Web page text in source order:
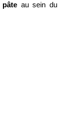
au sein du